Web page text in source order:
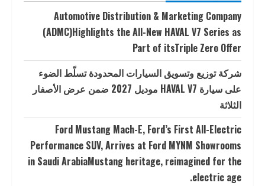
Automotive Distribution & Marketing Company
(ADMC)Highlights the All-New HAVAL V7 Series as
Part of itsTriple Zero Offer
شركة توزيع وتسويق السيارات المحدودة تسلّط الضوء
على سيارة HAVAL V7 موديل 2027 ضمن عرض الأصفار
الثلاثة
Ford Mustang Mach-E, Ford’s First All-Electric
Performance SUV, Arrives at Ford MYNM Showrooms
in Saudi ArabiaMustang heritage, reimagined for the
electric age.